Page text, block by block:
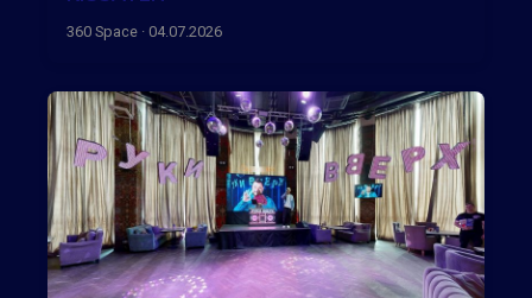
360 Space · 04.07.2026